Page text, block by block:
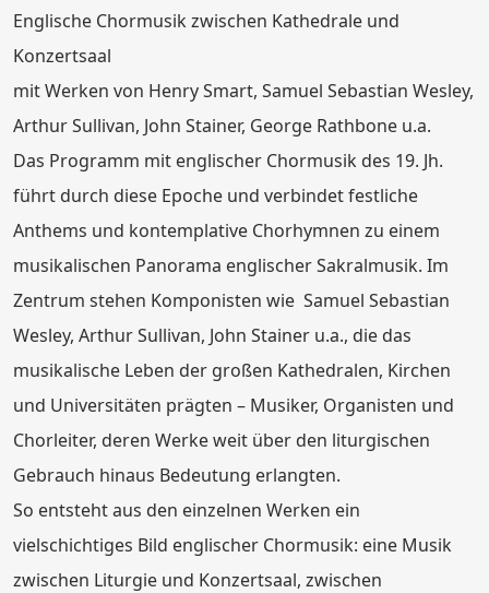
Englische Chormusik zwischen Kathedrale und
Konzertsaal
mit Werken von Henry Smart, Samuel Sebastian Wesley,
Arthur Sullivan, John Stainer, George Rathbone u.a.
Das Programm mit englischer Chormusik des 19. Jh.
führt durch diese Epoche und verbindet festliche
Anthems und kontemplative Chorhymnen zu einem
musikalischen Panorama englischer Sakralmusik. Im
Zentrum stehen Komponisten wie Samuel Sebastian
Wesley, Arthur Sullivan, John Stainer u.a., die das
musikalische Leben der großen Kathedralen, Kirchen
und Universitäten prägten – Musiker, Organisten und
Chorleiter, deren Werke weit über den liturgischen
Gebrauch hinaus Bedeutung erlangten.
So entsteht aus den einzelnen Werken ein
vielschichtiges Bild englischer Chormusik: eine Musik
zwischen Liturgie und Konzertsaal, zwischen